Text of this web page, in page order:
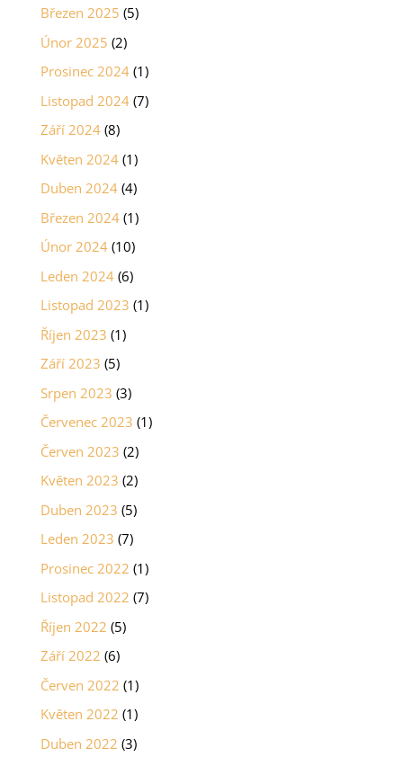
Březen 2025 (5)
Únor 2025 (2)
Prosinec 2024(1)
Listopad 2024(7)
Září 2024(8)
Květen 2024(1)
Duben 2024(4)
Březen 2024(1)
Únor 2024(10)
Leden 2024(6)
Listopad 2023 (1)
Říjen 2023 (1)
Září 2023 (5)
Srpen 2023 (3)
Červenec 2023 (1)
Červen 2023 (2)
Květen 2023 (2)
Duben 2023 (5)
Leden 2023 (7)
Prosinec 2022 (1)
Listopad 2022 (7)
Říjen 2022 (5)
Září 2022 (6)
Červen 2022 (1)
Květen 2022 (1)
Duben 2022 (3)